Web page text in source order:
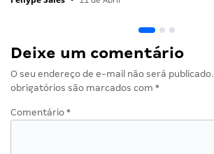
Deixe um comentário
O seu endereço de e-mail não será publicado.
obrigatórios são marcados com *
Comentário *